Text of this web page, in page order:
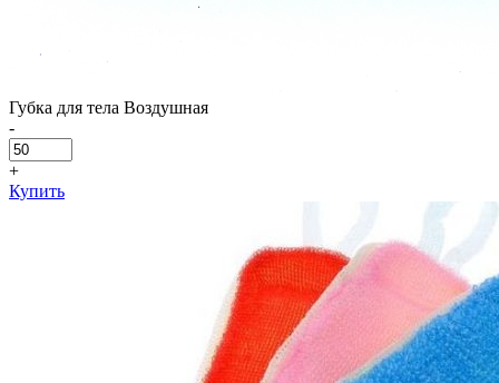
Губка для тела Воздушная
-
+
Купить